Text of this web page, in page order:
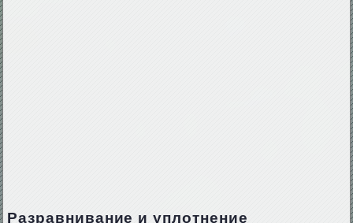
Разравнивание и уплотнение